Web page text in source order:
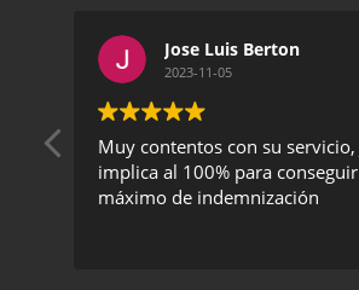
Jose Luis Berton
2023-11-05
Muy contentos con su servicio,
implica al 100% para
máximo de indemnización